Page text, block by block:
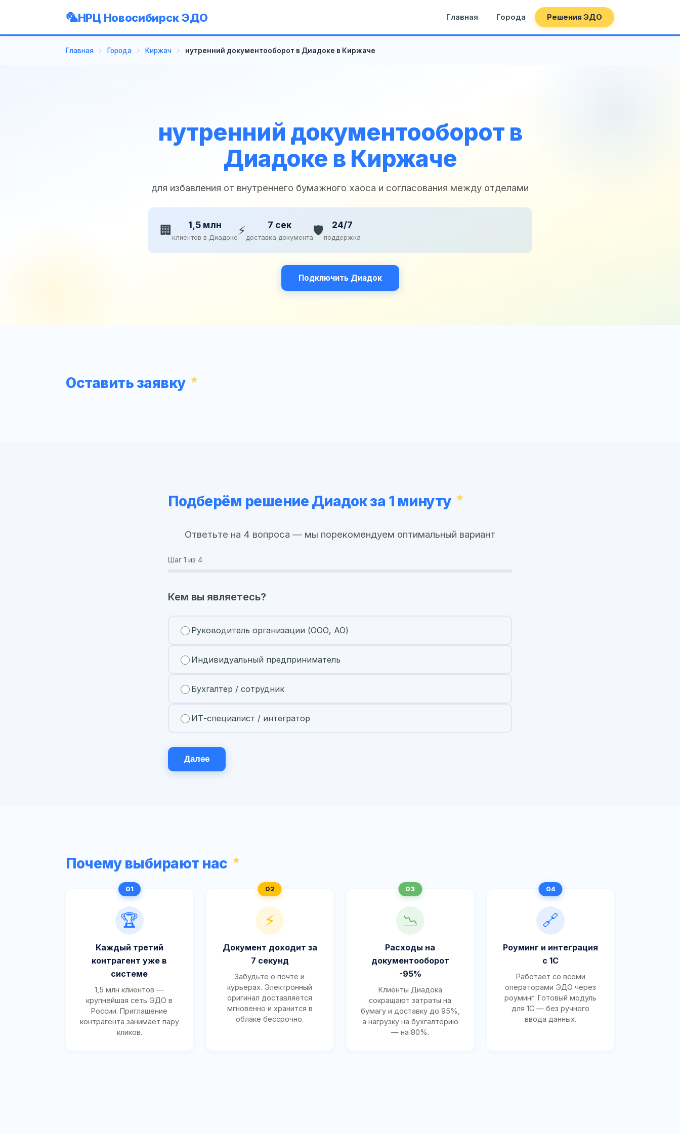
НРЦ Новосибирск ЭДО Главная Города Решения ЭДО
Главная Города Киржач нутренний документооборот в Диадоке в Киржаче
нутренний документооборот в
Диадоке в Киржаче
для избавления от внутреннего бумажного хаоса и согласования между отделами
🏢 1,5 млн
клиентов в Диадоке ⚡ 7 сек
доставка документа🛡️ 24/7
поддержка
Подключить Диадок
Оставить заявку
Подберём решение Диадок за 1 минуту
Ответьте на 4 вопроса — мы порекомендуем оптимальный вариант
Шаг 1 из 4
Кем вы являетесь?
Руководитель организации (ООО, АО)
Индивидуальный предприниматель
Бухгалтер / сотрудник
ИТ-специалист / интегратор
Далее
Почему выбирают нас
🏆
Каждый третий
контрагент уже в
системе
1,5 млн клиентов —
крупнейшая сеть ЭДО в
России. Приглашение
контрагента занимает пару
кликов.
⚡
Документ доходит за
7 секунд
Забудьте о почте и
курьерах. Электронный
оригинал доставляется
мгновенно и хранится в
облаке бессрочно.
📉
Расходы на
документооборот
-95%
Клиенты Диадока
сокращают затраты на
бумагу и доставку до 95%,
а нагрузку на бухгалтерию
— на 80%.
🔗
Роуминг и интеграция
с 1С
Работает со всеми
операторами ЭДО через
роуминг. Готовый модуль
для 1С — без ручного
ввода данных.